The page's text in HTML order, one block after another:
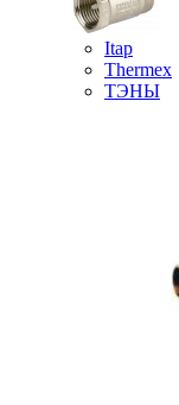
Itap
Thermex
ТЭНЫ